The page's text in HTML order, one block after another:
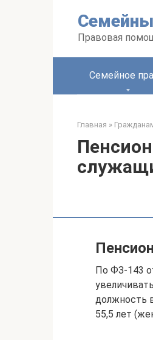
Правовая
Семейное
Главная »
По ФЗ-143
должность
55,5 лет